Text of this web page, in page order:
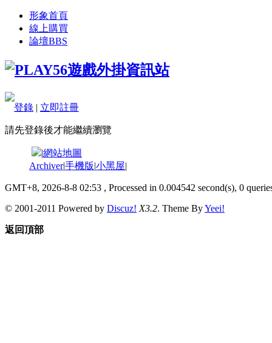
形象首頁
線上購買
論壇BBS
登錄 | 立即註冊
請先登錄後才能繼續瀏覽
|網站地圖
Archiver|手機版|小黑屋|
GMT+8, 2026-8-8 02:53 , Processed in 0.004542 second(s), 0
© 2001-2011 Powered by Discuz! X3.2. Theme ByYeei!
返回頂部